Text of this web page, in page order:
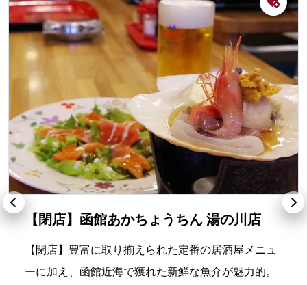
【閉店】函館あかちょうちん 湯の川店
【閉店】豊富に取り揃えられた定番の居酒屋メニュ
ーに加え、函館近海で獲れた新鮮な魚介が魅力的。